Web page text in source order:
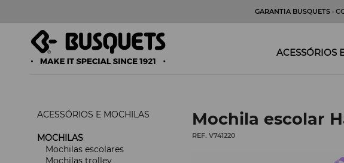
GARANTIA BUSQUETS ·
ACESSÓRIOS
ACESSÓRIOS E MOCHILAS
MOCHILAS
Mochilas escolares
Mochilas trolley
Mochila escolar
REF. V741220